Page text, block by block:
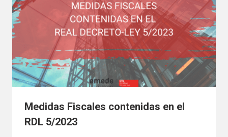
Medidas Fiscales contenidas en el
RDL 5/2023